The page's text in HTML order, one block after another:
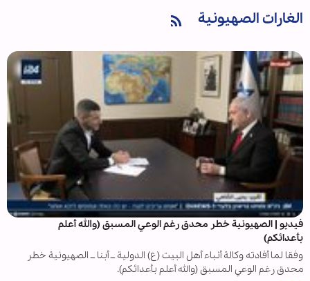
الغارات الصهيونية
فيديو | الصهيونية خطر محدق رغم الوعي المسبق (والله أعلم
بأعدائكم)
وفقا لما أفادته وكالة أنباء أهل البيت (ع) الدولية ــ أبنا ــ الصهيونية خطر
محدق رغم الوعي المسبق (والله أعلم بأعدائكم).